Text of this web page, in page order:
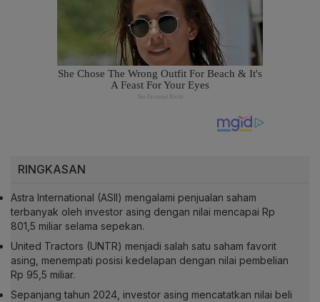
RINGKASAN
Astra International (ASII) mengalami penjualan saham
terbanyak oleh investor asing dengan nilai mencapai Rp
801,5 miliar selama sepekan.
United Tractors (UNTR) menjadi salah satu saham favorit
asing, menempati posisi kedelapan dengan nilai pembelian
Rp 95,5 miliar.
Sepanjang tahun 2024, investor asing mencatatkan nilai beli